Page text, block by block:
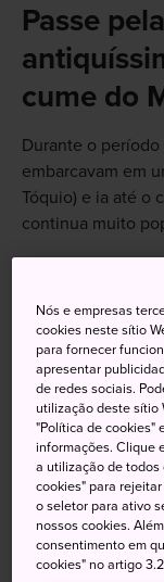
Passe
cume do
Durante o período
embarcavam em
Tóquio) e ia até o
continua muito
Não
Faça um
cume para ver
Reserve
com a La
e os entrega
Yoshida
Durante a
Nós e empresas
cookies neste sítio
para fornecer
apresentar
de redes sociais.
utilização deste sítio
"Política de cookies"
informações. Clique
a utilização de todos
cookies" para
o seletor para ativo
nossos cookies.
consentimento em
cookies" no artigo